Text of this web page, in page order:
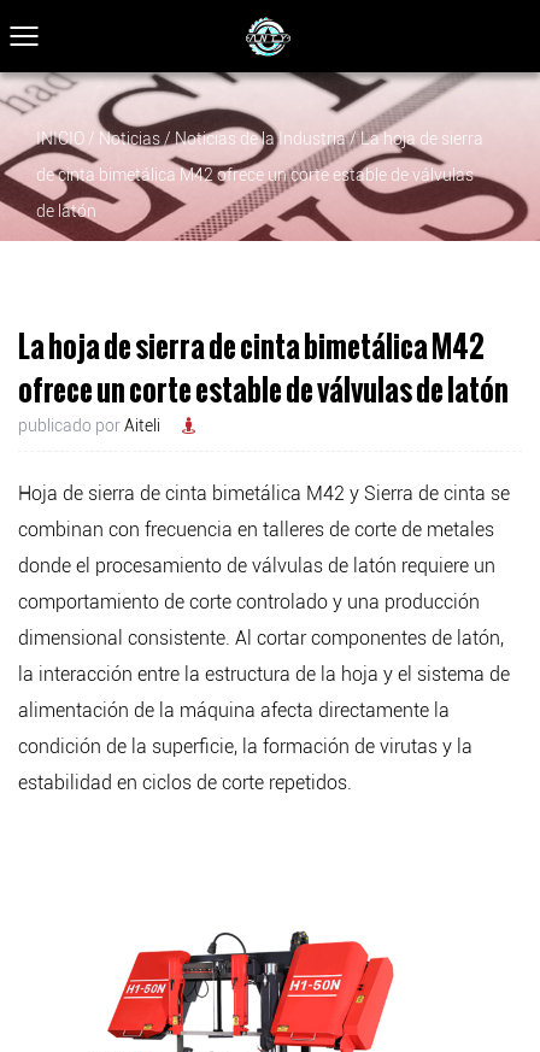
INICIO / Noticias /Noticias de la Industria/La hoja de sierra
de cinta bimetálica M42 ofrece un corte estable de válvulas
de latón
La hoja de sierra de cinta bimetálica M42
ofrece un corte estable de válvulas de latón
publicado porAiteli
Hoja de sierra de cinta bimetálica M42 y Sierra de cinta se
combinan con frecuencia en talleres de corte de metales
donde el procesamiento de válvulas de latón requiere un
comportamiento de corte controlado y una producción
dimensional consistente. Al cortar componentes de latón,
la interacción entre la estructura de la hoja y el sistema de
alimentación de la máquina afecta directamente la
condición de la superficie, la formación de virutas y la
estabilidad en ciclos de corte repetidos.